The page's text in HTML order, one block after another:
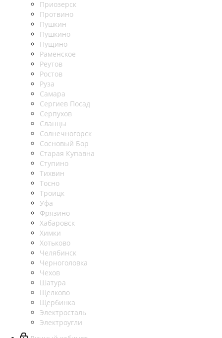
Приозерск
Протвино
Пушкин
Пушкино
Пущино
Раменское
Реутов
Ростов
Руза
Самара
Сергиев Посад
Серпухов
Сланцы
Солнечногорск
Сосновый Бор
Старая Купавна
Ступино
Тихвин
Тосно
Троицк
Уфа
Фрязино
Хабаровск
Химки
Хотьково
Челябинск
Черноголовка
Чехов
Шатура
Щелково
Щербинка
Электросталь
Электроугли